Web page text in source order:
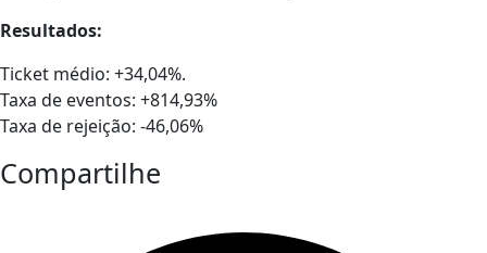
Resultados:
Ticket médio: +34,04%.
Taxa de eventos: +814,93%
Taxa de rejeição: -46,06%
Compartilhe